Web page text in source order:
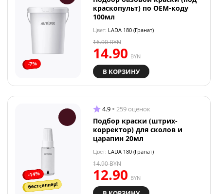
-7%
краскопульт) по OEM-коду
100мл
Цвет: LADA 180 (Гранат)
14.90 BYN
16.00BYN
В КОРЗИНУ
-14%
бестселлер!
4.9 259 оценок
Подбор краски (штрих-
корректор) для сколов и
царапин 20мл
Цвет: LADA 180 (Гранат)
12.90 BYN
14.90BYN